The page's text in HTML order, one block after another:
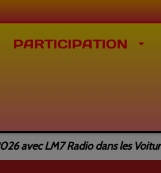
PARTICIPATION
LM7 Radio dans les Voitures